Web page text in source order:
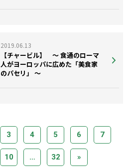
2019.06.13
【チャービル】 ～ 食通のローマ
人がヨーロッパに広めた「美食家
のパセリ」 ～
3 4 5 6 7
10 … 32 »